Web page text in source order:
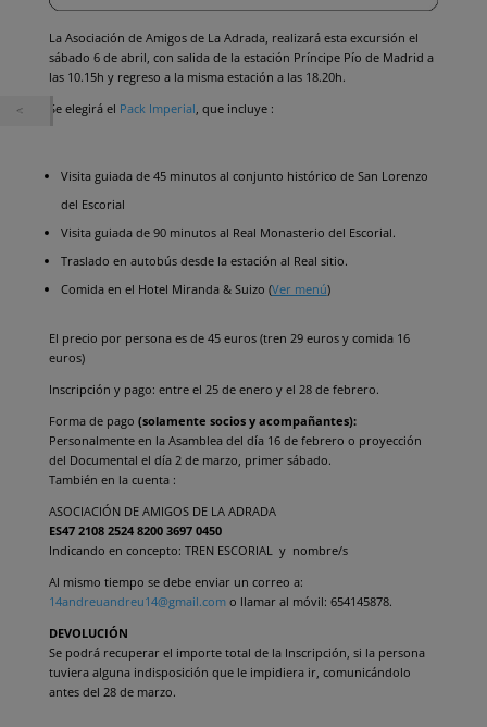
La Asociación de Amigos de La Adrada, realizará esta excursión el
sábado 6 de abril, con salida de la estación Príncipe Pío de Madrid a
las 10.15h y regreso a la misma estación a las 18.20h.
Se elegirá el Pack Imperial, que incluye :
Visita guiada de 45 minutos al conjunto histórico de San Lorenzo
del Escorial
Visita guiada de 90 minutos al Real Monasterio del Escorial.
Traslado en autobús desde la estación al Real sitio.
Comida en el Hotel Miranda & Suizo (Ver menú)
El precio por persona es de 45 euros (tren 29 euros y comida 16
euros)
Inscripción y pago: entre el 25 de enero y el 28 de febrero.
Forma de pago (solamente socios y acompañantes):
Personalmente en la Asamblea del día 16 de febrero o proyección
del Documental el día 2 de marzo, primer sábado.
También en la cuenta :
ASOCIACIÓN DE AMIGOS DE LA ADRADA
ES47 2108 2524 8200 3697 0450
Indicando en concepto: TREN ESCORIAL y nombre/s
Al mismo tiempo se debe enviar un correo a:
14andreuandreu14@gmail.como llamar al móvil: 654145878.
DEVOLUCIÓN
Se podrá recuperar el importe total de la Inscripción, si la persona
tuviera alguna indisposición que le impidiera ir, comunicándolo
antes del 28 de marzo.